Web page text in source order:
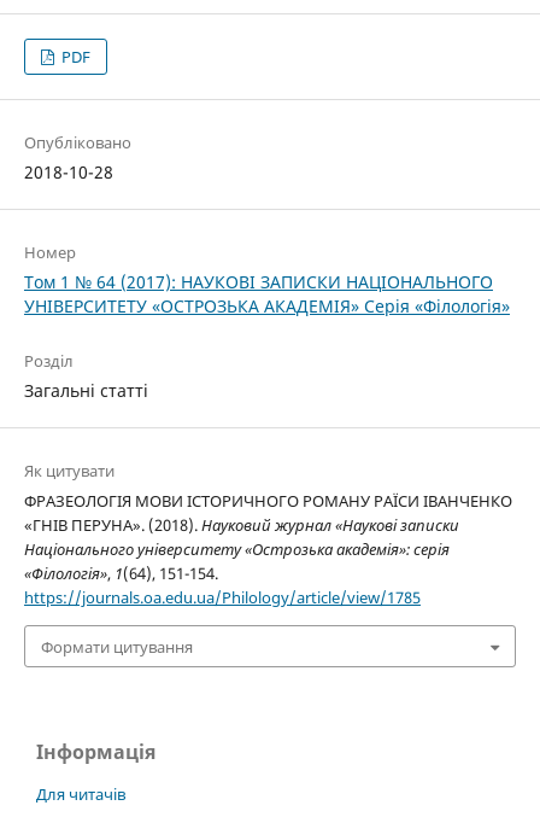
PDF
Опубліковано
2018-10-28
Номер
Том 1 № 64 (2017): НАУКОВІ ЗАПИСКИ НАЦІОНАЛЬНОГО
УНІВЕРСИТЕТУ «ОСТРОЗЬКА АКАДЕМІЯ» Серія «Філологія»
Розділ
Загальні статті
Як цитувати
ФРАЗЕОЛОГІЯ МОВИ ІСТОРИЧНОГО РОМАНУ РАЇСИ ІВАНЧЕНКО
«ГНІВ ПЕРУНА». (2018).Науковий журнал «Наукові записки
Національного університету «Острозька академія»: серія
«Філологія», 1(64), 151-154.
https://journals.oa.edu.ua/Philology/article/view/1785
Формати цитування
Інформація
Для читачів